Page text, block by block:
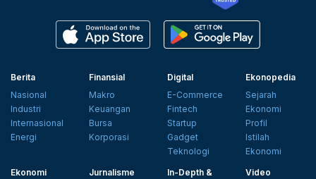
Berita
Nasional
Industri
Internasional
Energi
Finansial
Makro
Keuangan
Bursa
Korporasi
Digital
E-Commerce
Fintech
Startup
Gadget
Teknologi
Ekonopedia
Sejarah
Ekonomi
Profil
Istilah
Ekonomi
Ekonomi
Jurnalisme
In-Depth &
Video